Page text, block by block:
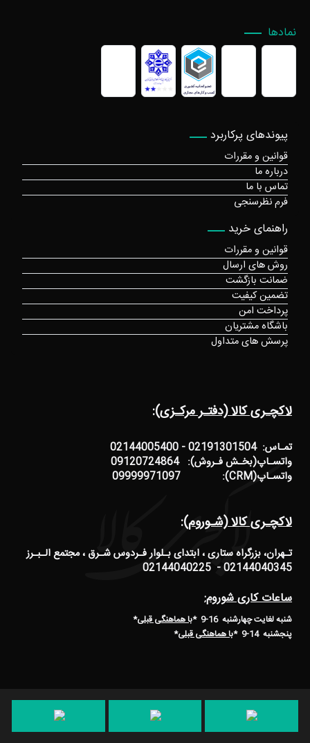
لاکچـری کالا (دفتـر مرکـزی):
تمـاس: 02191301504 - 02144005400
واتسـاپ(بخـش فـروش): 09120724864
واتسـاپ(CRM): 09999971097
لاکچـری کالا (شـوروم):
تـهران، بزرگراه ستاری ، ابتدای بـلوار فـردوس شـرق ، مجتمع الـبـرز
02144040345 - 02144040225
ساعات کاری شوروم:
شنبه لغایت چهارشنبه 16-9 * با هماهنگی قبلی*
پنجشنبه 14-9
*با هماهنگی قبلی*
پیوندهای پرکاربرد
قوانین و مقررات
درباره ما
تماس با ما
فرم نظرسنجی
راهنمای خرید
قوانین و مقررات
روش های ارسال
ضمانت بازگشت
تضمین کیفیت
پرداخت امن
باشگاه مشتریان
پرسش های متداول
نمادها